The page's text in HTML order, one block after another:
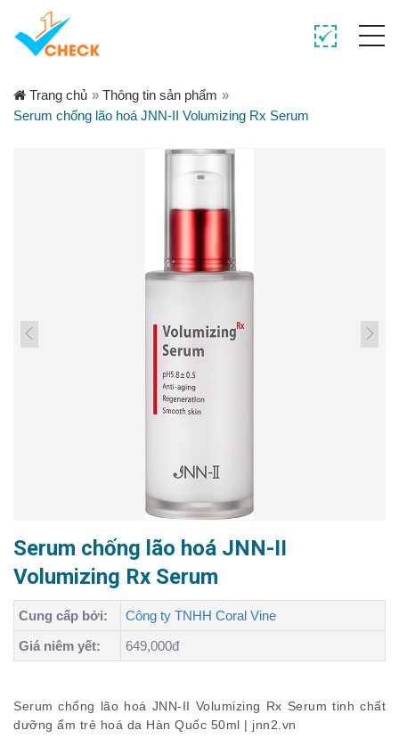
Trang chủ » Thông tin sản phẩm »
Serum chống lão hoá JNN-II Volumizing Rx Serum
Serum chống lão hoá JNN-II
Volumizing Rx Serum
Cung cấp bởi:
Công ty TNHH Coral Vine
Giá niêm yết:
649,000đ
Serum chống lão hoá JNN-II Volumizing Rx Serum tinh chất
dưỡng ẩm trẻ hoá da Hàn Quốc 50ml | jnn2.vn